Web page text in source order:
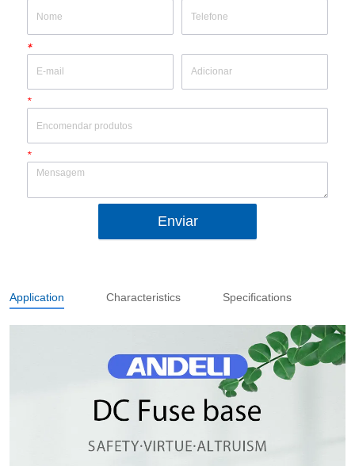
*
*
*
Enviar
Application Characteristics Specifications